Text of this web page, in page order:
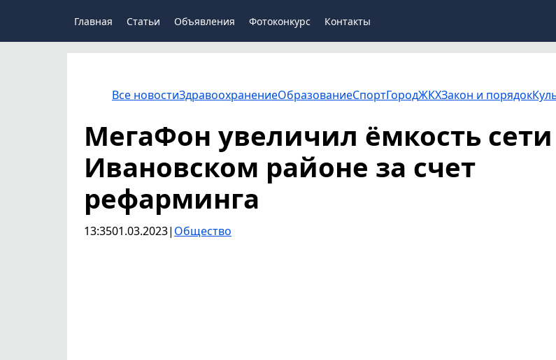
Главная Статьи Объявления Фотоконкурс Контакты
Все новостиЗдравоохранениеОбразованиеСпортГородЖКХЗакон и порядок
МегаФон увеличил ёмкость
Ивановском районе за счет
рефарминга
13:3501.03.2023| Общество